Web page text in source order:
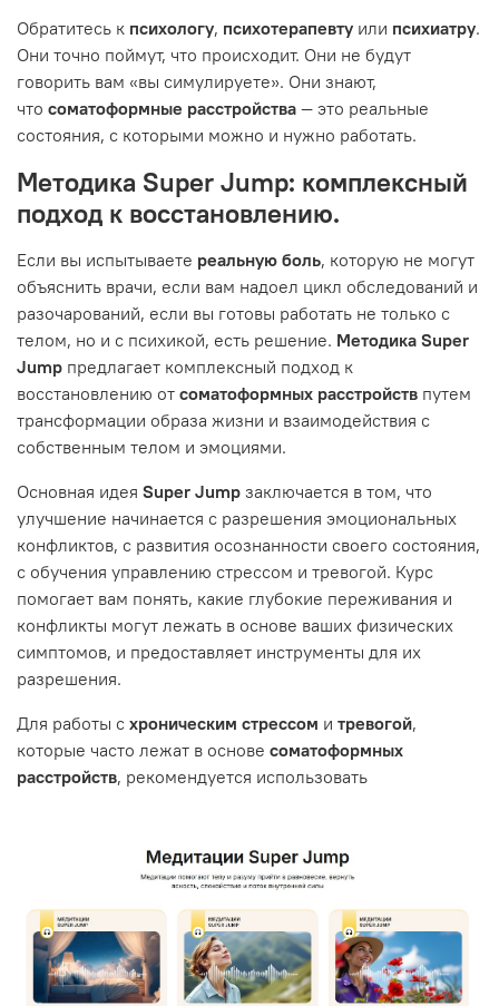
Обратитесь к психологу, психотерапевту или психиатру.
Они точно поймут, что происходит. Они не будут
говорить вам «вы симулируете». Они знают,
что соматоформные расстройства — это реальные
состояния, с которыми можно и нужно работать.
Методика Super Jump: комплексный
подход к восстановлению.
Если вы испытываете реальную боль, которую не могут
объяснить врачи, если вам надоел цикл обследований и
разочарований, если вы готовы работать не только с
телом, но и с психикой, есть решение. Методика Super
Jump предлагает комплексный подход к
восстановлению от соматоформных расстройств путем
трансформации образа жизни и взаимодействия с
собственным телом и эмоциями.
Основная идея Super Jump заключается в том, что
улучшение начинается с разрешения эмоциональных
конфликтов, с развития осознанности своего состояния,
с обучения управлению стрессом и тревогой. Курс
помогает вам понять, какие глубокие переживания и
конфликты могут лежать в основе ваших физических
симптомов, и предоставляет инструменты для их
разрешения.
Для работы с хроническим стрессом и тревогой,
которые часто лежат в основе соматоформных
расстройств, рекомендуется использовать